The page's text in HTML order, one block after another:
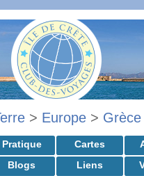
> Europe > Grèce
Pratique Cartes
Blogs Liens